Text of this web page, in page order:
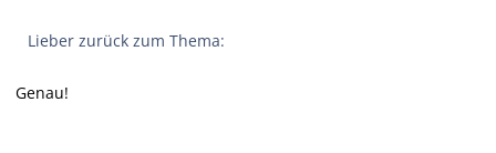
Lieber zurück zum Thema:
Genau!